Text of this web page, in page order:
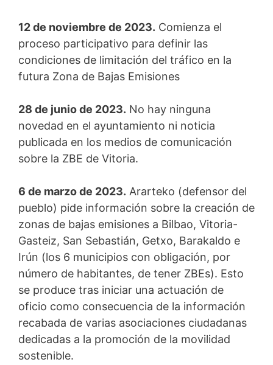
12 de noviembre de 2023. Comienza el
proceso participativo para definir las
condiciones de limitación del tráfico en la
futura Zona de Bajas Emisiones
28 de junio de 2023. No hay ninguna
novedad en el ayuntamiento ni noticia
publicada en los medios de comunicación
sobre la ZBE de Vitoria.
6 de marzo de 2023. Ararteko (defensor del
pueblo) pide información sobre la creación de
zonas de bajas emisiones a Bilbao, Vitoria-
Gasteiz, San Sebastián, Getxo, Barakaldo e
Irún (los 6 municipios con obligación, por
número de habitantes, de tener ZBEs). Esto
se produce tras iniciar una actuación de
oficio como consecuencia de la información
recabada de varias asociaciones ciudadanas
dedicadas a la promoción de la movilidad
sostenible.